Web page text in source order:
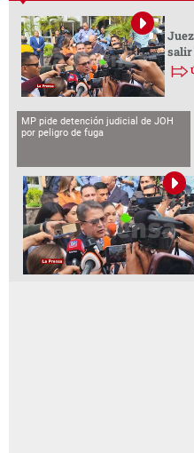
salir
MP pide detención judicial de JOH
por peligro de fuga